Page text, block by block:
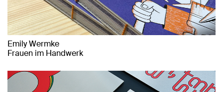
Emily Wermke
Frauen im Handwerk